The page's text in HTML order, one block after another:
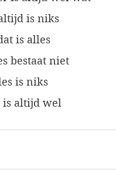
is niks
is alles
bestaat niet
is niks
is altijd wel